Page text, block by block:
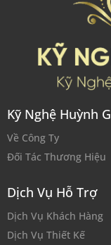
Kỹ Nghệ Huỳnh
Về Công Ty
Đối Tác Thương Hiệu
Dịch Vụ Hỗ Trợ
Dịch Vụ Khách Hàng
Dịch Vụ Thiết Kế